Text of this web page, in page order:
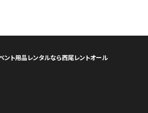
ベント用品レンタルなら西尾レントオール